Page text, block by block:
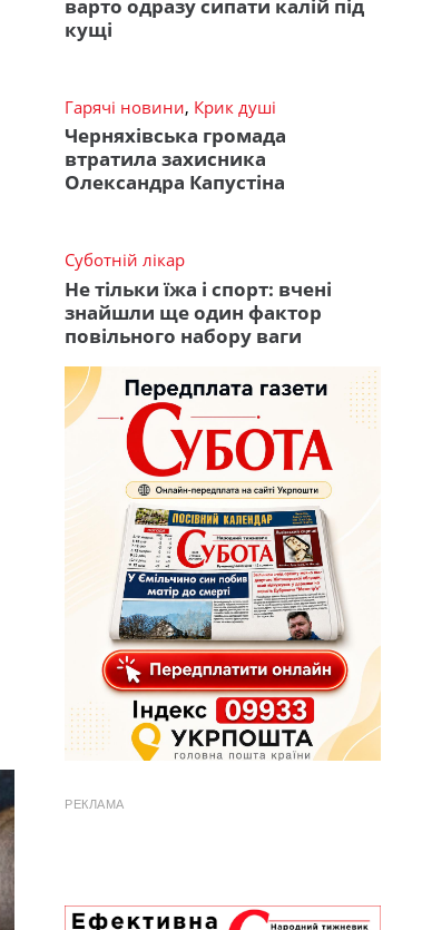
варто одразу сипати калій під
кущі
Гарячі новини, Крик душі
Черняхівська громада
втратила захисника
Олександра Капустіна
Суботній лікар
Не тільки їжа і спорт: вчені
знайшли ще один фактор
повільного набору ваги
РЕКЛАМА